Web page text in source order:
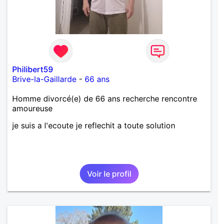
Philibert59
Brive-la-Gaillarde - 66 ans
Homme divorcé(e) de 66 ans recherche rencontre
amoureuse
je suis a l'ecoute je reflechit a toute solution
Voir le profil